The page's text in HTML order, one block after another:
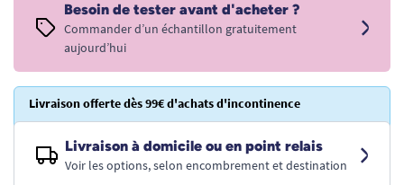
Besoin de tester avant d'acheter ?
Commander d’un échantillon gratuitement
aujourd’hui
Livraison offerte dès 99€ d'achats d'incontinence
Livraison à domicile ou en point relais
Voir les options, selon encombrement et destination